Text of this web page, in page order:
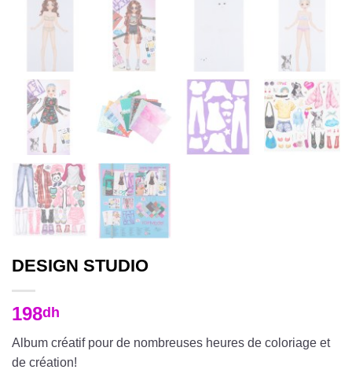
DESIGN STUDIO
198dh
Album créatif pour de nombreuses heures de coloriage et
de création!